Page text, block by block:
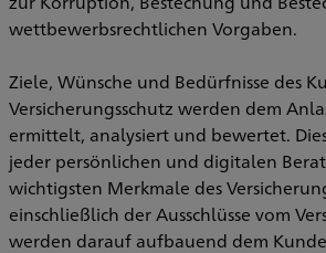
wettbewerbsrechtlichen Vorgaben.
Ziele, Wünsche und Bedürfnisse des
Versicherungsschutz werden dem
ermittelt, analysiert und bewertet.
jeder persönlichen und digitalen
wichtigsten Merkmale des
einschließlich der Ausschlüsse vom
werden darauf aufbauend dem